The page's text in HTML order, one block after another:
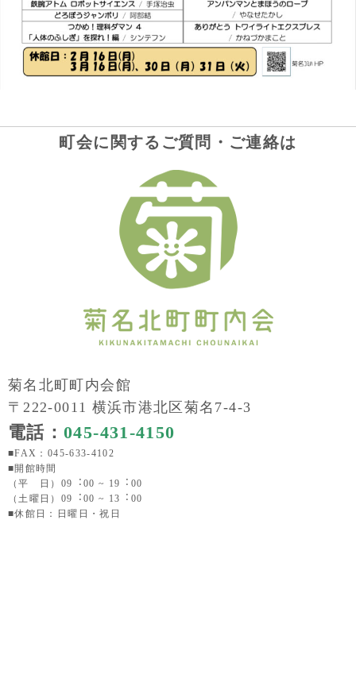
町会に関するご質問・ご連絡は
菊名北町町内会館
〒222-0011 横浜市港北区菊名7-4-3
電話：045-431-4150
■FAX：045-633-4102
■開館時間
（平 日）09︓00 ~ 19︓00
（土曜日）09︓00 ~ 13︓00
■休館日：日曜日・祝日